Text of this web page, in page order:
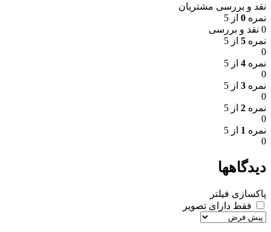
نقد و بررسی مشتریان
نمره 0 از 5
0 نقد و بررسی
نمره 5 از 5
0
نمره 4 از 5
0
نمره 3 از 5
0
نمره 2 از 5
0
نمره 1 از 5
0
دیدگاهها
پاکسازی فیلتر
فقط دارای تصویر